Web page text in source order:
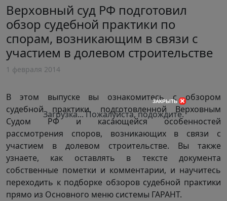
Верховный суд РФ подготовил
обзор судебной практики по
спорам, возникающим в связи с
участием в долевом строительстве
1 февраля 2014
В этом выпуске вы ознакомитесь с обзором
судебной практики, подготовленной Верховным
Судом РФ и касающейся особенностей
рассмотрения споров, возникающих в связи с
участием в долевом строительстве. Вы также
узнаете, как оставлять в тексте документа
собственные пометки и комментарии, и научитесь
переходить к подборке обзоров судебной практики
прямо из Основного меню системы ГАРАНТ.
закрыть
Загрузка... Пожалуйста, подождите.